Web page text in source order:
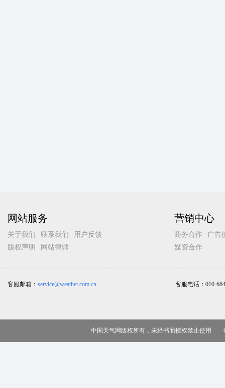
网站服务
关于我们 联系我们
用户反馈
版权声明
网站律师
营销中心
商务合作
广告
媒资合作
客服邮箱： service@weather.com.cn 客服电话： 010-
中国天气网版权所有，未经书面授权禁止使用